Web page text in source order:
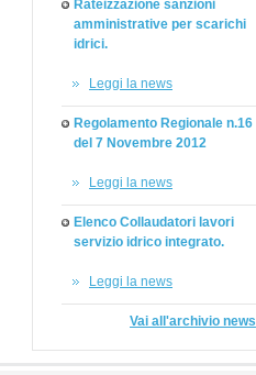
Rateizzazione sanzioni
amministrative per scarichi
idrici.
Leggi la news
Regolamento Regionale n.16
del 7 Novembre 2012
Leggi la news
Elenco Collaudatori lavori
servizio idrico integrato.
Leggi la news
Vai all'archivio news